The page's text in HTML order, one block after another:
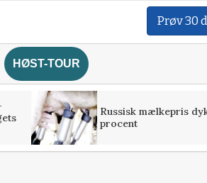
Prøv 30
HØST-TOUR
Russisk mælkepris
procent